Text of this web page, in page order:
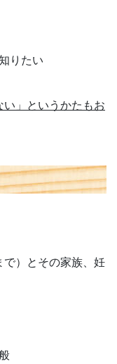
りたい
い」というかたもお
）とその家族、妊